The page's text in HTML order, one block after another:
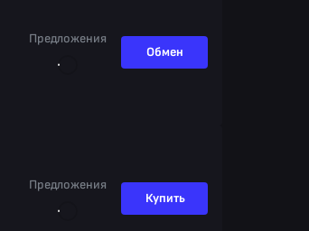
Предложения
Обмен
Предложения
Купить